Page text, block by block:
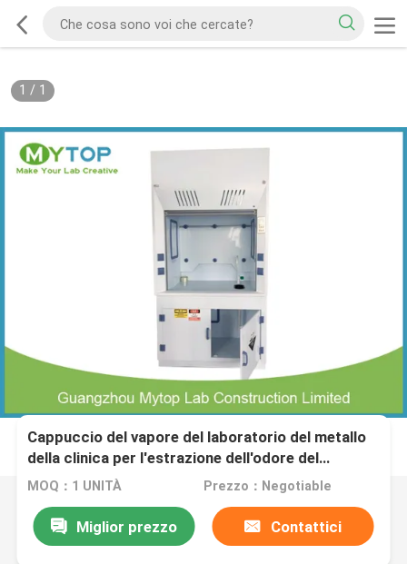
1 / 1
Cappuccio del vapore del laboratorio del metallo
della clinica per l'estrazione dell'odore del
laboratorio dell'ospedale
MOQ：1 UNITÀ Prezzo：Negotiable
Miglior prezzo Contattici